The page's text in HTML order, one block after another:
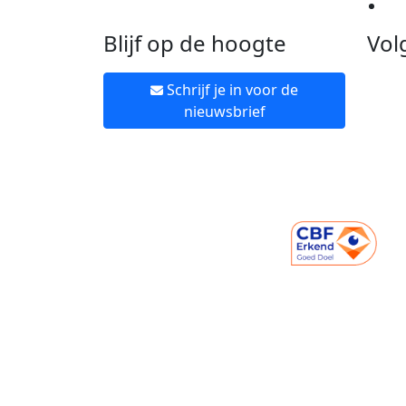
Blijf op de hoogte
Schrijf je in voor de
nieuwsbrief